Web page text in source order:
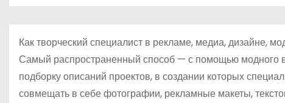
Как творческий специалист в рекламе, медиа, дизайне,
Самый распространенный способ — с помощью
подборку описаний проектов, в создании которых
совмещать в себе фотографии, рекламные макеты,